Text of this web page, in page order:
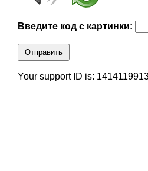
Введите код с картинки:
Отправить
Your support ID is: